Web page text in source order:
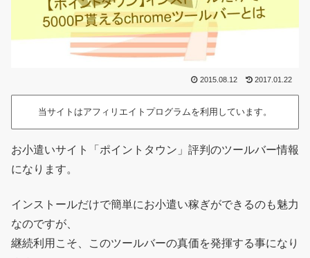
2015.08.12 2017.01.22
当サイトはアフィリエイトプログラムを利用しています。
お小遣いサイト「ポイントタウン」評判のツールバー情報
になります。
インストールだけで簡単にお小遣い稼ぎができるのも魅力
なのですが、
継続利用こそ、このツールバーの真価を発揮する事になり